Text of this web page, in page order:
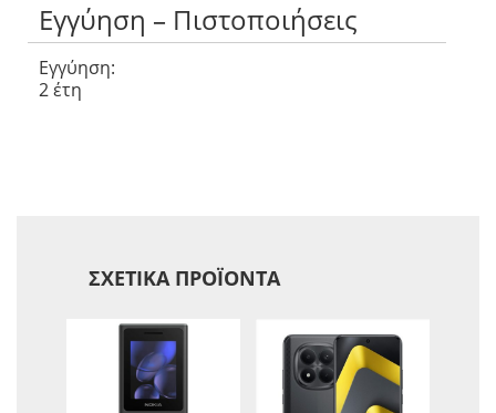
Εγγύηση – Πιστοποιήσεις
Εγγύηση:
2 έτη
ΣΧΕΤΙΚΆ ΠΡΟΪΌΝΤΑ